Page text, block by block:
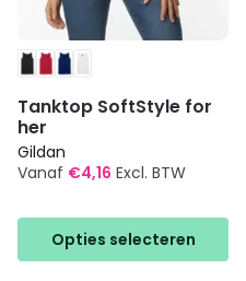
Tanktop SoftStyle for
her
Gildan
Vanaf €4,16 Excl. BTW
Opties selecteren
product
heeft